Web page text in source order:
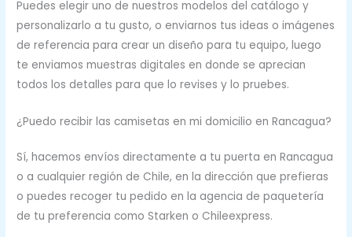
Puedes elegir uno de nuestros modelos del catálogo y
personalizarlo a tu gusto, o enviarnos tus ideas o imágenes
de referencia para crear un diseño para tu equipo, luego
te enviamos muestras digitales en donde se aprecian
todos los detalles para que lo revises y lo pruebes.
¿Puedo recibir las camisetas en mi domicilio en Rancagua?
Sí, hacemos envíos directamente a tu puerta en Rancagua
o a cualquier región de Chile, en la dirección que prefieras
o puedes recoger tu pedido en la agencia de paquetería
de tu preferencia como Starken o Chileexpress.